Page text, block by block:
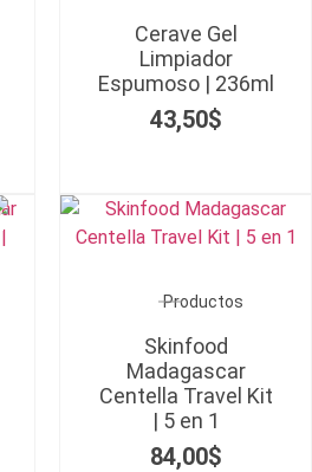
Cerave Gel
Limpiador
Espumoso | 236ml
43,50$
Productos
Skinfood
Madagascar
Centella Travel Kit
| 5 en 1
84,00$